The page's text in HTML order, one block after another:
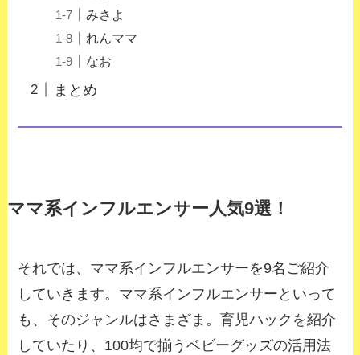
みさよ
れんママ
なお
まとめ
ママ系インフルエンサー人気9選！
それでは、ママ系インフルエンサーを9名ご紹介
していきます。ママ系インフルエンサーといって
も、そのジャンルはさまざま。育児ハックを紹介
していたり、100均で揃うベビーグッズの活用法